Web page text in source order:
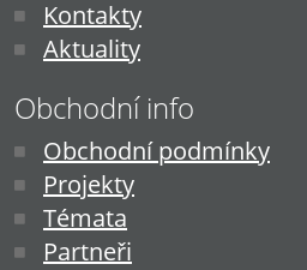
Kontakty
Aktuality
Obchodní info
Obchodní podmínky
Projekty
Témata
Partneři